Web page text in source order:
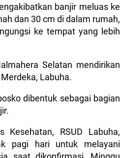
banjir meluas ke
dan 30 cm di dalam rumah,
ke tempat yang lebih
Selatan mendirikan
Labuha.
dibentuk sebagai bagian
Kesehatan, RSUD Labuha,
pagi hari untuk melayani